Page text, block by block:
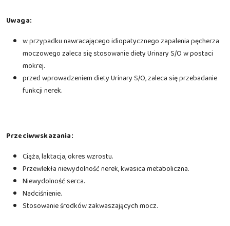
Uwaga:
w przypadku nawracającego idiopatycznego zapalenia pęcherza
moczowego zaleca się stosowanie diety Urinary S/O w postaci
mokrej.
przed wprowadzeniem diety Urinary S/O, zaleca się przebadanie
funkcji nerek.
Przeciwwskazania:
Ciąża, laktacja, okres wzrostu.
Przewlekła niewydolność nerek, kwasica metaboliczna.
Niewydolność serca.
Nadciśnienie.
Stosowanie środków zakwaszających mocz.